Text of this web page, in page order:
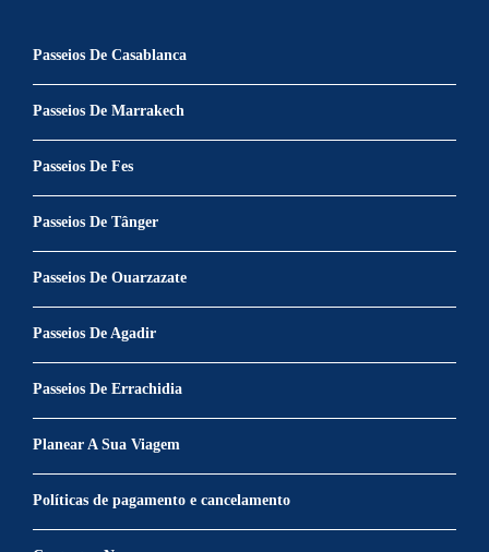
Passeios De Casablanca
Passeios De Marrakech
Passeios De Fes
Passeios De Tânger
Passeios De Ouarzazate
Passeios De Agadir
Passeios De Errachidia
Planear A Sua Viagem
Políticas de pagamento e cancelamento